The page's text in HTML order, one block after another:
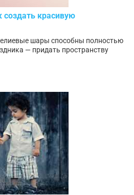
создать красивую
шары способны полностью
— придать пространству